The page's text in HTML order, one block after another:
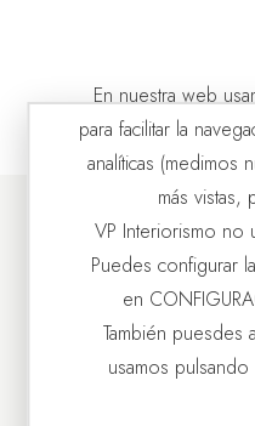
En nuestra web
para facilitar la
analíticas (medimos
más vistas,
VP Interiorismo no
Puedes configurar
en
También puesdes
usamos